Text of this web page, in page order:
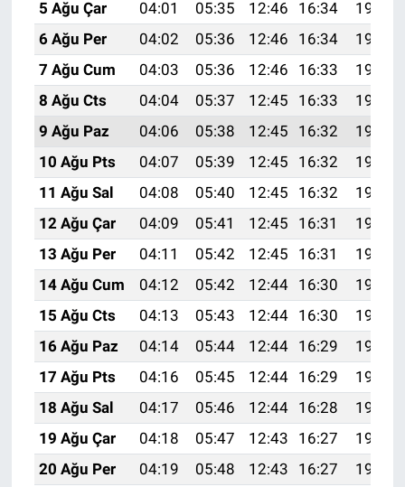
5 Ağu Çar
04:01 05:35 12:46 16:34
19:47
6 Ağu Per
04:02 05:36 12:46 16:34
19:46
7 Ağu Cum
04:03 05:36 12:46 16:33
19:45
8 Ağu Cts
04:04 05:37 12:45 16:33
19:44
9 Ağu Paz
04:06 05:38 12:45 16:32
19:42
10 Ağu Pts
04:07 05:39 12:45 16:32
19:41
11 Ağu Sal
04:08 05:40 12:45 16:32
19:40
12 Ağu Çar
04:09 05:41 12:45 16:31
19:39
13 Ağu Per
04:11 05:42 12:45 16:31
19:38
14 Ağu Cum
04:12 05:42 12:44 16:30
19:37
15 Ağu Cts
04:13 05:43 12:44 16:30
19:35
16 Ağu Paz
04:14 05:44 12:44 16:29
19:34
17 Ağu Pts
04:16 05:45 12:44 16:29
19:33
18 Ağu Sal
04:17 05:46 12:44 16:28
19:31
19 Ağu Çar
04:18 05:47 12:43 16:27
19:30
20 Ağu Per
04:19 05:48 12:43 16:27
19:29